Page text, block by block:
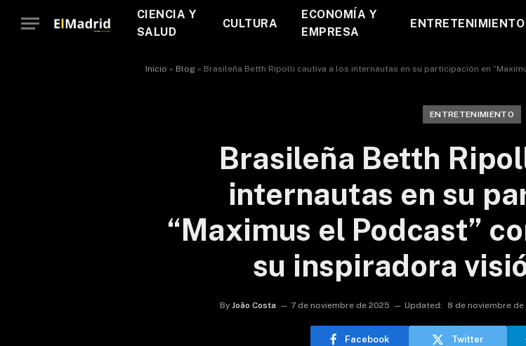
CIENCIA Y
SALUD
CULTURA
ECONOMÍA Y
EMPRESA
ENTRETENIMIENTO
Início » Blog » Brasileña Betth Ripolli cautiva a los internautas en su participación en
ENTRETENIMIENTO
Brasileña Betth
internautas en su
“Maximus el Podcast”
su inspiradora
By João Costa 7 de noviembre de 2025 Updated: 8 de noviembre de
Facebook Twitter